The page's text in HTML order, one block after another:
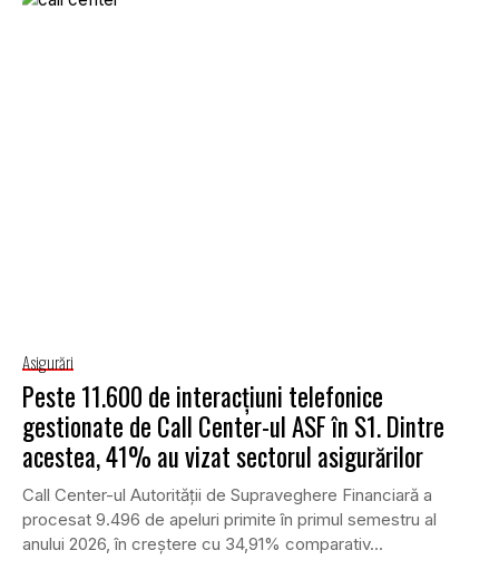
Asigurări
Peste 11.600 de interacțiuni telefonice
gestionate de Call Center-ul ASF în S1. Dintre
acestea, 41% au vizat sectorul asigurărilor
Call Center-ul Autorității de Supraveghere Financiară a
procesat 9.496 de apeluri primite în primul semestru al
anului 2026, în creștere cu 34,91% comparativ...